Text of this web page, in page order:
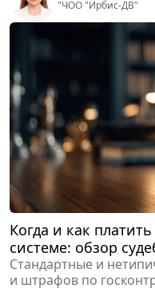
Ответственность
директора: можно
компании убытки
банкротства
Вопросы, подлежащие
важные
судебного дела
Строй" Марина
19 июня 2026 Судебная
Марина
Главный юрист ООО "А-Строй", внештатный юрист ООО
"ЧОО "Ирбис-ДВ"